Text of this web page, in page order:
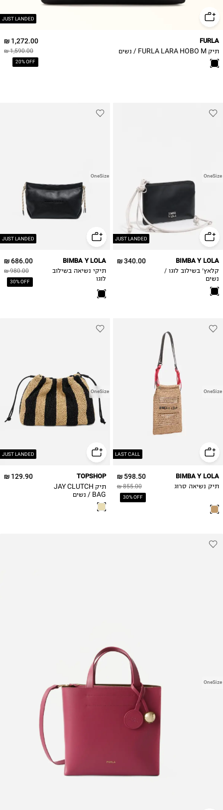
JUST LANDED
1,272.00 ₪
1,590.00 ₪
20% OFF
FURLA
תיק FURLA LARA HOBO M / נשים
JUST LANDED
OneSize
340.00 ₪ BIMBA Y LOLA
קלאץ' בשילוב לוגו /
נשים
JUST LANDED
OneSize
686.00 ₪
980.00 ₪
30% OFF
BIMBA Y LOLA
תיקי נשיאה בשילוב
לוגו
LAST CALL
OneSize
598.50 ₪
855.00 ₪
30% OFF
BIMBA Y LOLA
תיק נשיאה סרוג
JUST LANDED
OneSize
129.90 ₪ TOPSHOP
תיק JAY CLUTCH
BAG / נשים
OneSize